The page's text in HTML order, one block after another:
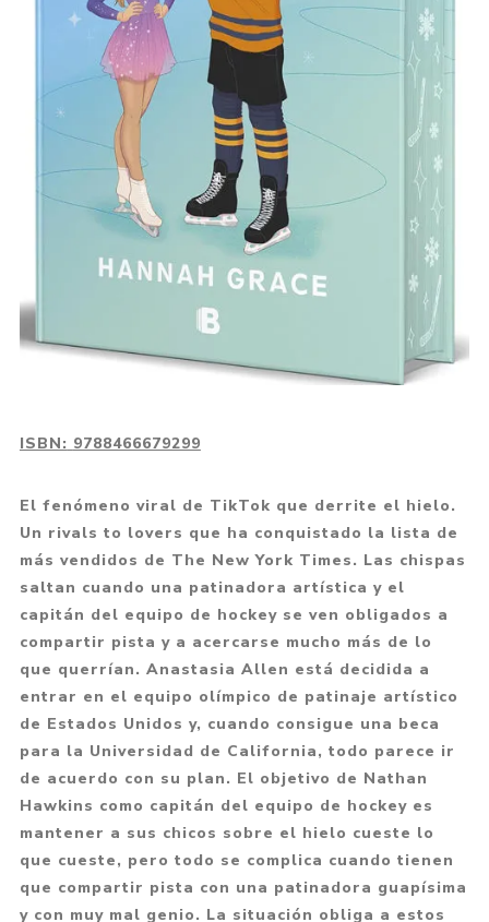
ISBN: 9788466679299
El fenómeno viral de TikTok que derrite el hielo.
Un rivals to lovers que ha conquistado la lista de
más vendidos de The New York Times. Las chispas
saltan cuando una patinadora artística y el
capitán del equipo de hockey se ven obligados a
compartir pista y a acercarse mucho más de lo
que querrían. Anastasia Allen está decidida a
entrar en el equipo olímpico de patinaje artístico
de Estados Unidos y, cuando consigue una beca
para la Universidad de California, todo parece ir
de acuerdo con su plan. El objetivo de Nathan
Hawkins como capitán del equipo de hockey es
mantener a sus chicos sobre el hielo cueste lo
que cueste, pero todo se complica cuando tienen
que compartir pista con una patinadora guapísima
y con muy mal genio. La situación obliga a estos